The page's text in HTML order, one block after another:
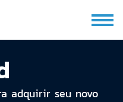
adquirir seu novo